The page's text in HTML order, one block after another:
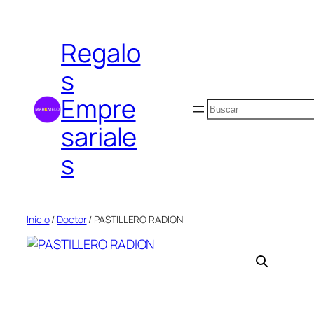
contenidoRegalo
s
Empre
sariale
s
Buscar
Inicio/ Doctor/ PASTILLERO RADION